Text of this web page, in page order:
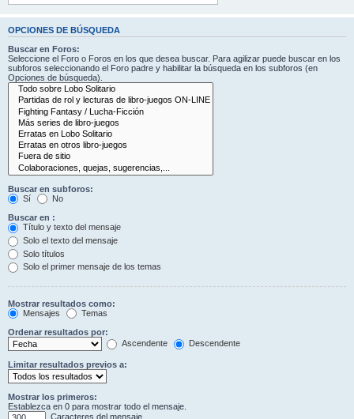
OPCIONES DE BÚSQUEDA
Buscar en Foros:
Seleccione el Foro o Foros en los que desea buscar. Para agilizar puede buscar en los
subforos seleccionando el Foro padre y habilitar la búsqueda en los subforos (en
Opciones de búsqueda).
Buscar en subforos:
Sí
No
Buscar en :
Título y texto del mensaje
Solo el texto del mensaje
Solo títulos
Solo el primer mensaje de los temas
Mostrar resultados como:
Mensajes
Temas
Ordenar resultados por:
Ascendente
Descendente
Limitar resultados previos a:
Mostrar los primeros:
Establezca en 0 para mostrar todo el mensaje.
Caracteres del mensaje